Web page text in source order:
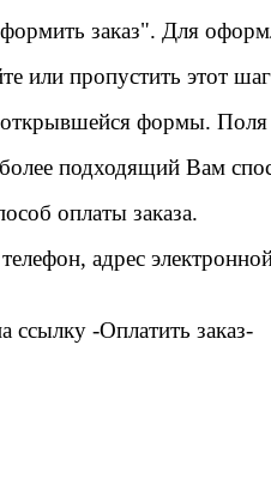
заказ". Для
или пропустить этот
формы.
подходящий Вам
оплаты заказа.
адрес
ссылку -Оплатить заказ-